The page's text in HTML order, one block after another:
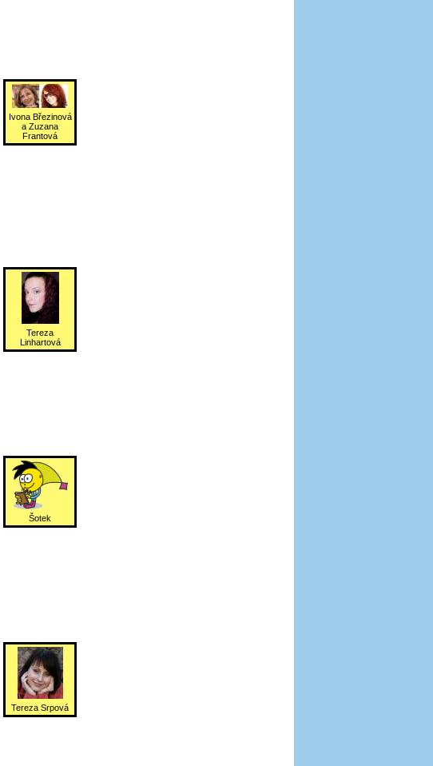
Ivona Březinová
a Zuzana
Frantová
Tereza
Linhartová
Šotek
Tereza Srpová